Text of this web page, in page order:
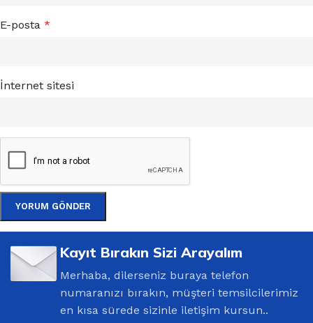
E-posta *
İnternet sitesi
Kayıt Bırakın Sizi Arayalım
Merhaba, dilerseniz buraya telefon
numaranızı bırakın, müşteri temsilcilerimiz
en kısa sürede sizinle iletişim kursun..